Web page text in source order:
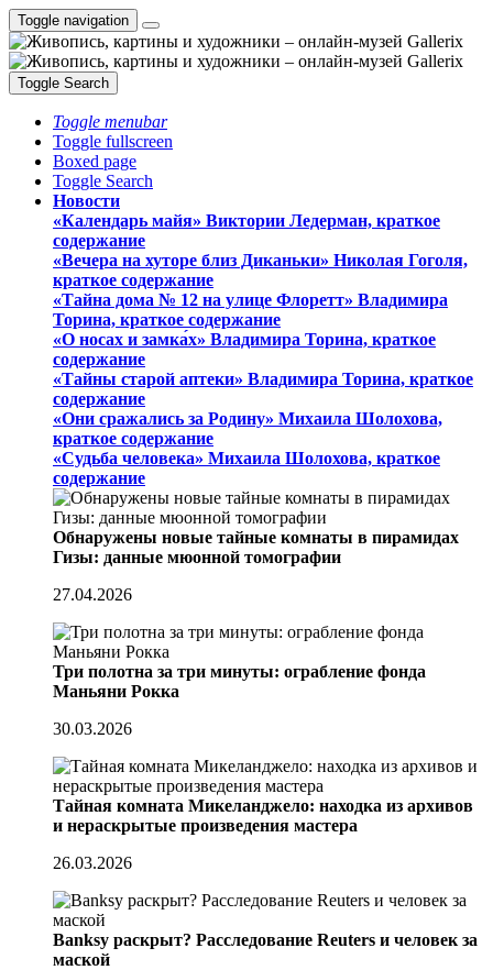
Toggle navigation
Toggle Search
Toggle menubar
Toggle fullscreen
Boxed page
Toggle Search
Новости
«Календарь майя» Виктории Ледерман, краткое
содержание
«Вечера на хуторе близ Диканьки» Николая Гоголя,
краткое содержание
«Тайна дома № 12 на улице Флоретт» Владимира
Торина, краткое содержание
«О носах и замка́х» Владимира Торина, краткое
содержание
«Тайны старой аптеки» Владимира Торина, краткое
содержание
«Они сражались за Родину» Михаила Шолохова,
краткое содержание
«Судьба человека» Михаила Шолохова, краткое
содержание
Обнаружены новые тайные комнаты в пирамидах
Гизы: данные мюонной томографии
27.04.2026
Три полотна за три минуты: ограбление фонда
Маньяни Рокка
30.03.2026
Тайная комната Микеланджело: находка из архивов
и нераскрытые произведения мастера
26.03.2026
Banksy раскрыт? Расследование Reuters и человек за
маской